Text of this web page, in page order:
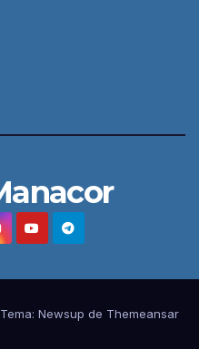
Tema: Newsup de Themeansar